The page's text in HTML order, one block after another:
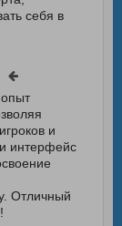
себя в
и
интерфейс
Отличный